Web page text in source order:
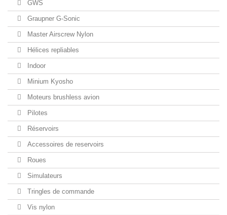
GWS
Graupner G-Sonic
Master Airscrew Nylon
Hélices repliables
Indoor
Minium Kyosho
Moteurs brushless avion
Pilotes
Réservoirs
Accessoires de reservoirs
Roues
Simulateurs
Tringles de commande
Vis nylon